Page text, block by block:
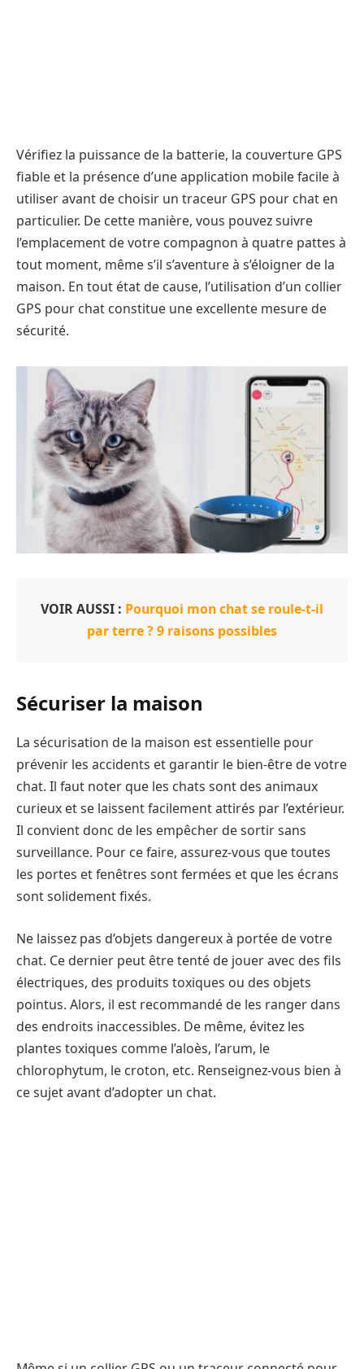
Vérifiez la puissance de la batterie, la couverture GPS
fiable et la présence d’une application mobile facile à
utiliser avant de choisir un traceur GPS pour chat en
particulier. De cette manière, vous pouvez suivre
l’emplacement de votre compagnon à quatre pattes à
tout moment, même s’il s’aventure à s’éloigner de la
maison. En tout état de cause, l’utilisation d’un collier
GPS pour chat constitue une excellente mesure de
sécurité.
VOIR AUSSI : Pourquoi mon chat se roule-t-il
par terre ? 9 raisons possibles
Sécuriser la maison
La sécurisation de la maison est essentielle pour
prévenir les accidents et garantir le bien-être de votre
chat. Il faut noter que les chats sont des animaux
curieux et se laissent facilement attirés par l’extérieur.
Il convient donc de les empêcher de sortir sans
surveillance. Pour ce faire, assurez-vous que toutes
les portes et fenêtres sont fermées et que les écrans
sont solidement fixés.
Ne laissez pas d’objets dangereux à portée de votre
chat. Ce dernier peut être tenté de jouer avec des fils
électriques, des produits toxiques ou des objets
pointus. Alors, il est recommandé de les ranger dans
des endroits inaccessibles. De même, évitez les
plantes toxiques comme l’aloès, l’arum, le
chlorophytum, le croton, etc. Renseignez-vous bien à
ce sujet avant d’adopter un chat.